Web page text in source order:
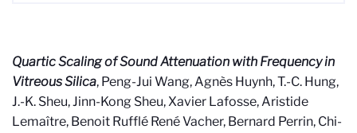
Quartic Scaling of Sound Attenuation with Frequency in
Vitreous Silica, Peng-Jui Wang, Agnès Huynh, T.-C. Hung,
J.-K. Sheu, Jinn-Kong Sheu, Xavier Lafosse, Aristide
Lemaître, Benoit Rufflé René Vacher, Bernard Perrin, Chi-